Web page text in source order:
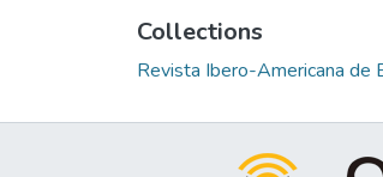
Collections
Revista Ibero-Americana de